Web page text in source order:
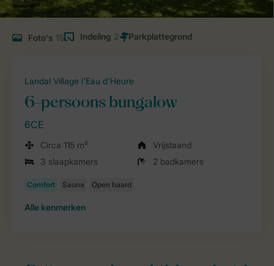
Foto's 15 Indeling 2
Landal Village l'Eau d'Heure
6-persoons bungalow
6CE
Circa 115 m²
Vrijstaand
3 slaapkamers
2 badkamers
Alle kenmerken